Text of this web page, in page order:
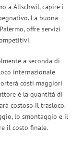
a Allschwil, capire i
La buona
offre servizi
a seconda di
internazionale
costi maggiori
è la quantità di
costoso il trasloco.
lo smontaggio e il
il costo finale.